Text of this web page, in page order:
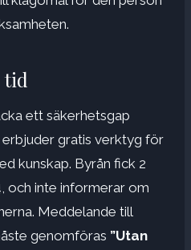
tid
ett säkerhetsgap
erbjuder gratis verktyg för
kunskap. Byrån fick 2
och inte informerar om
Meddelande till
genomföras ”Utan